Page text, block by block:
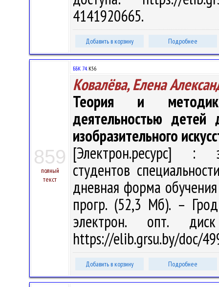
4141920665.
Добавить в корзину Подробнее
859
полный
текст
ББК 74.К56
Ковалёва, Елена
Теория и
деятельностью
изобразительного
[Электрон.ресурс] :
студентов
дневная форма
прогр. (52,3 Мб). –
электрон. опт.
https://elib.grsu.by/doc/
Добавить в корзину Подробнее